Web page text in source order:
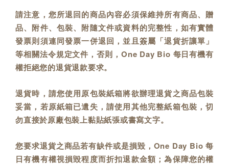
請注意，您所退回的商品內容必須保維持所有商品、贈
品、附件、包裝、附隨文件或資料的完整性，如有實體
發票則須連同發票一併退回，並且簽屬「退貨折讓單」
等相關法令規定文件，否則，One Day Bio 每日有機有
權拒絕您的退貨退款要求。
退貨時，請您使用原包裝紙箱將欲辦理退貨之商品包裝
妥當，若原紙箱已遺失，請使用其他完整紙箱包裝，切
勿直接於原廠包裝上黏貼紙張或書寫文字。
您要求退貨之商品若有缺件或是損毀，One Day Bio 每
日有機有權視損毀程度而折扣退款金額；為保障您的權